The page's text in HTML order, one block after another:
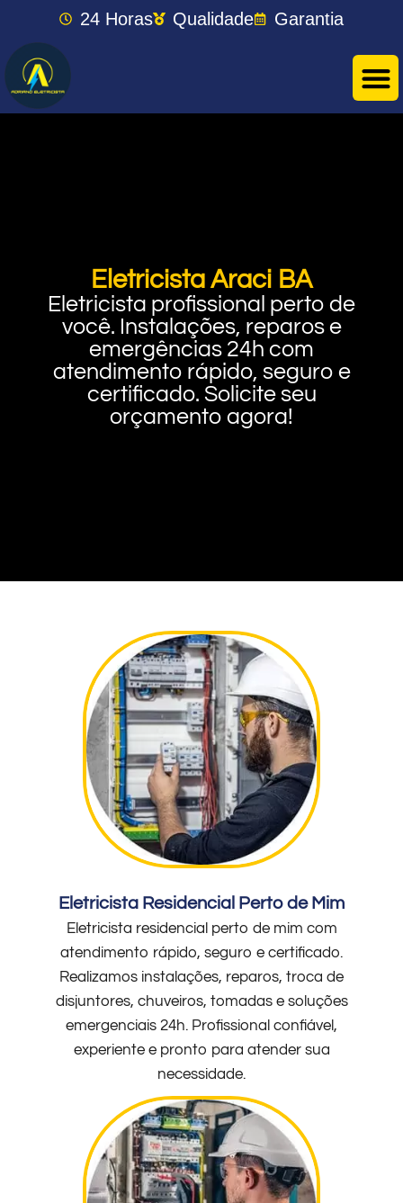
24 Horas Qualidade Garantia
Eletricista Araci BA
Eletricista profissional perto de
você. Instalações, reparos e
emergências 24h com
atendimento rápido, seguro e
certificado. Solicite seu
orçamento agora!
Eletricista Residencial Perto de Mim
Eletricista residencial perto de mim com
atendimento rápido, seguro e certificado.
Realizamos instalações, reparos, troca de
disjuntores, chuveiros, tomadas e soluções
emergenciais 24h. Profissional confiável,
experiente e pronto para atender sua
necessidade.